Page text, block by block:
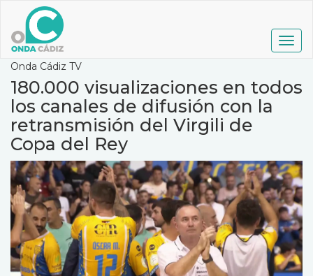
contenido
principal
Onda Cádiz TV
180.000 visualizaciones en todos
los canales de difusión con la
retransmisión del Virgili de
Copa del Rey